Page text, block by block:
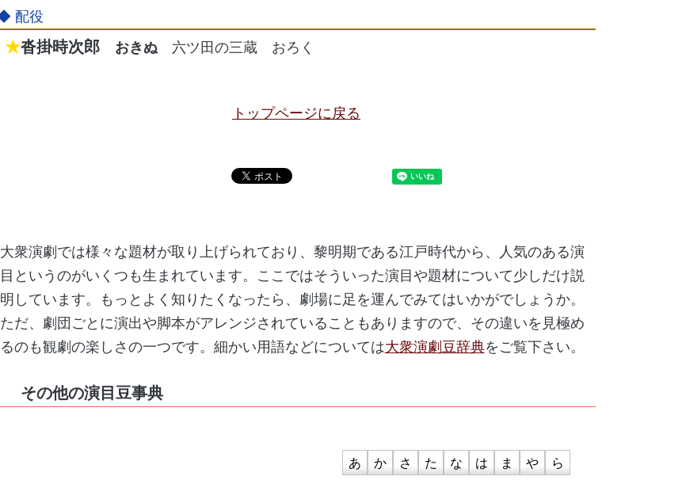
沓掛時次郎 おきぬ 六ツ田の三蔵 おろく
トップページに戻る
大衆演劇では様々な題材が取り上げられており、黎明期である江戸時代から、人気のある演
目というのがいくつも生まれています。ここではそういった演目や題材について少しだけ説
明しています。もっとよく知りたくなったら、劇場に足を運んでみてはいかがでしょうか。
ただ、劇団ごとに演出や脚本がアレンジされていることもありますので、その違いを見極め
るのも観劇の楽しさの一つです。細かい用語などについては大衆演劇豆辞典をご覧下さい。
その他の演目豆事典
あ か さ た な は ま や ら